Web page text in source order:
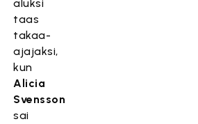
aluksi
taas
takaa-
ajajaksi,
kun
Alicia
Svensson
sai